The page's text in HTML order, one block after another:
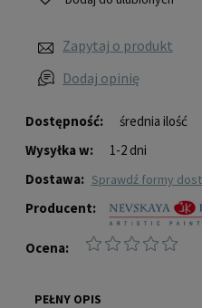
Dostępność:
średnia ilość
Wysyłka w:
1-2 dni
Dostawa:
sprawdź formy
Producent:
Ocena:
Zapytaj o produkt
Dodaj opinię
PEŁNY OPIS